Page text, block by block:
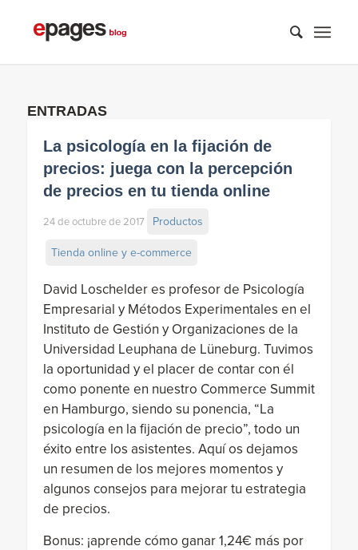
ENTRADAS
La psicología en la fijación de
precios: juega con la percepción
de precios en tu tienda online
24 de octubre de 2017 Productos
Tienda online y e-commerce
David Loschelder es profesor de Psicología
Empresarial y Métodos Experimentales en el
Instituto de Gestión y Organizaciones de la
Universidad Leuphana de Lüneburg. Tuvimos
la oportunidad y el placer de contar con él
como ponente en nuestro Commerce Summit
en Hamburgo, siendo su ponencia, “La
psicología en la fijación de precio”, todo un
éxito entre los asistentes. Aquí os dejamos
un resumen de los mejores momentos y
algunos consejos para mejorar tu estrategia
de precios.
Bonus: ¡aprende cómo ganar 1,24€ más por